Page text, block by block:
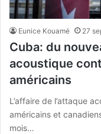
Eunice Kouamé 27
Cuba: du
acoustique
américains
L’affaire de l’attaque
américains et
mois…